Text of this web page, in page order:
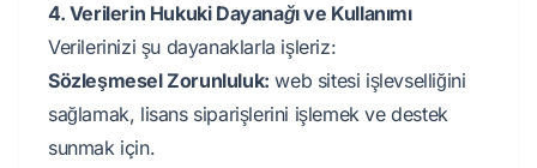
4. Verilerin Hukuki Dayanağı ve Kullanımı
Verilerinizi şu dayanaklarla işleriz:
Sözleşmesel Zorunluluk: web sitesi işlevselliğini
sağlamak, lisans siparişlerini işlemek ve destek
sunmak için.